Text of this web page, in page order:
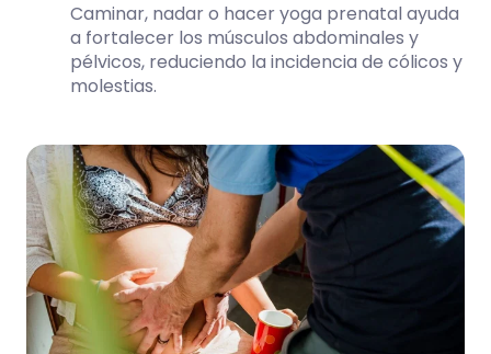
Caminar, nadar o hacer yoga prenatal ayuda
a fortalecer los músculos abdominales y
pélvicos, reduciendo la incidencia de cólicos y
molestias.